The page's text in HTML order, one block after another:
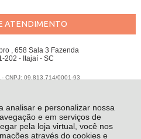
analisar e personalizar nossa
e em serviços de
pela loja virtual, você nos
através do cookies e
ATENDIMENTO
, 658 Sala 3 Fazenda
202 - Itajaí - SC
- CNPJ: 09.813.714/0001-93